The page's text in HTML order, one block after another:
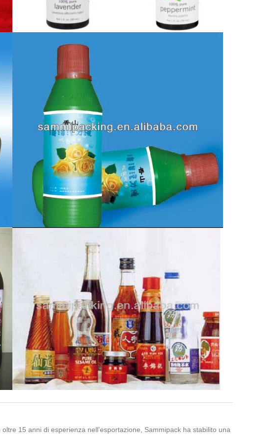
15 anni di esperienza nell'esportazione, Sammipack ha stabilito una